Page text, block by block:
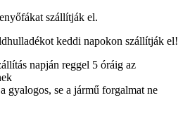
szállítják el.
keddi napokon szállítják el!
napján reggel 5 óráig az
gyalogos, se a jármű forgalmat ne